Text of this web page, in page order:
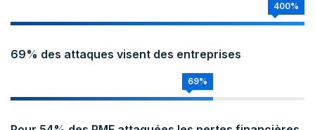
400%
69% des attaques visent des entreprises
69%